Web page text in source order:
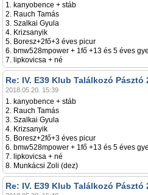
1. kanyobence + stáb
2. Rauch Tamás
3. Szalkai Gyula
4. Krizsanyik
5. Boresz+2fő+3 éves picur
6. bmw528mpower + 1fő +13 és 5 éves
7. lipkovicsa + né
Re: IV. E39 Klub Találkozó Pásztó
2018.05.20. 15:39
1. kanyobence + stáb
2. Rauch Tamás
3. Szalkai Gyula
4. Krizsanyik
5. Boresz+2fő+3 éves picur
6. bmw528mpower + 1fő +13 és 5 éves
7. lipkovicsa + né
8. Munkácsi Zoli (dez)
Re: IV. E39 Klub Találkozó Pásztó